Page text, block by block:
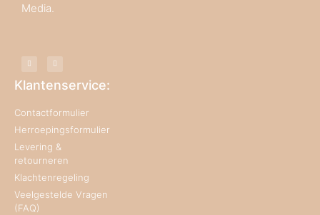
Media.
Klantenservice:
Contactformulier
Herroepingsformulier
Levering &
retourneren
Klachtenregeling
Veelgestelde Vragen
(FAQ)